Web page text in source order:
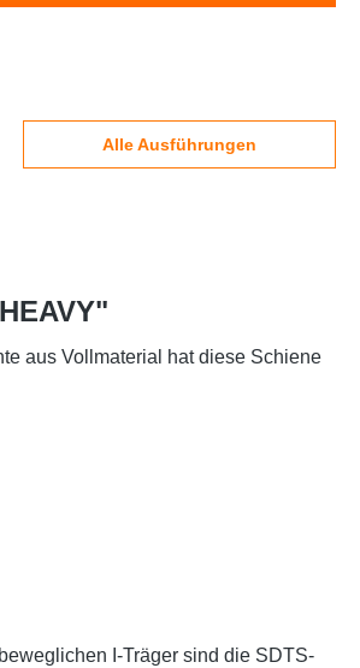
Alle Ausführungen
aus Vollmaterial hat diese Schiene
I-Träger sind die SDTS-